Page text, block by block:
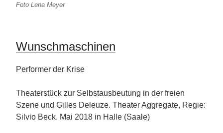
Foto Lena Meyer
Wunschmaschinen
Performer der Krise
Theaterstück zur Selbstausbeutung in der freien
Szene und Gilles Deleuze. Theater Aggregate, Regie:
Silvio Beck. Mai 2018 in Halle (Saale)